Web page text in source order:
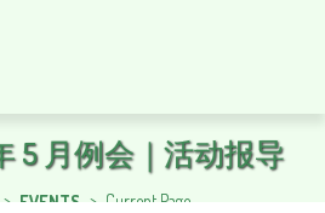
5 月例会｜活动报导
EVENTS Current Page